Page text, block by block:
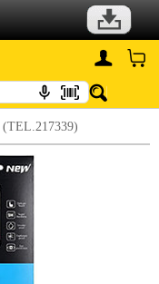
(TEL.217339)